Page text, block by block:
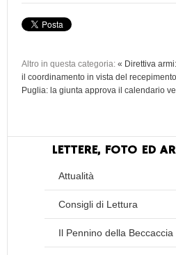
Altro in questa categoria: « Direttiva
il coordinamento in vista del
Puglia: la giunta approva il calendario
LETTERE, FOTO ED
Attualità
Consigli di Lettura
Il Pennino della Beccaccia